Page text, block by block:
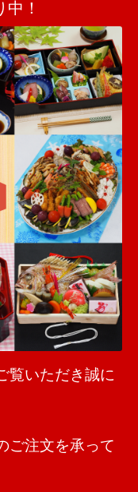
！
覧いただき誠に
ご注文を承って